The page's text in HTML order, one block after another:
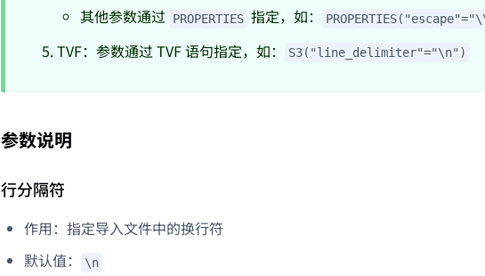
其他参数通过 PROPERTIES 指定，如：
TVF：参数通过 TVF 语句指定，如： S3("line_delimiter"="\n")
参数说明
行分隔符
作用：指定导入文件中的换行符
默认值：
\n